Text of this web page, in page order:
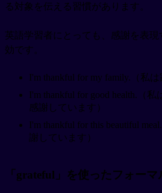
る対象を伝える習慣があります。
英語学習者にとっても、感謝を表
効です。
I'm thankful for my family.（私
I'm thankful for good health.（
感謝しています）
I'm thankful for this beautiful
謝しています）
「grateful」を使ったフォー